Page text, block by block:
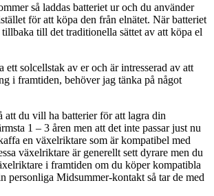
så laddas batteriet ur och du använder
för att köpa den från elnätet. När batteriet
till det traditionella sättet av att köpa el
ett solcellstak av er och är intresserad av att
i framtiden, behöver jag tänka på något
att du vill ha batterier för att lagra din
1 – 3 åren men att det inte passar just nu
en växelriktare som är kompatibel med
växelriktare är generellt sett dyrare men du
i framtiden om du köper kompatibla
personliga Midsummer-kontakt så tar de med